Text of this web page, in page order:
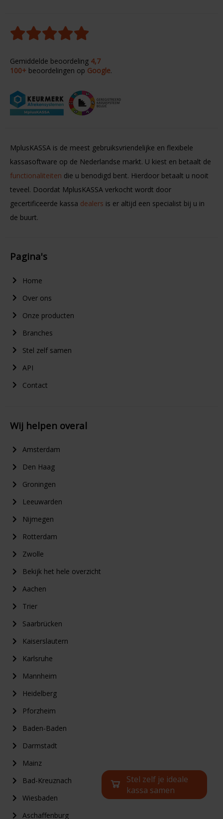
Gemiddelde beoordeling 4,7
100+ beoordelingen op Google.
MplusKASSA is de meest gebruiksvriendelijke en flexibele
kassasoftware op de Nederlandse markt. U kiest en betaalt de
functionaliteiten die u benodigd bent. Hierdoor betaalt u nooit
teveel. Doordat MplusKASSA verkocht wordt door
gecertificeerde kassa dealers is er altijd een specialist bij u in
de buurt.
Pagina's
Home
Over ons
Onze producten
Branches
Stel zelf samen
API
Contact
Wij helpen overal
Amsterdam
Den Haag
Groningen
Leeuwarden
Nijmegen
Rotterdam
Zwolle
Bekijk het hele overzicht
Aachen
Trier
Saarbrücken
Kaiserslautern
Karlsruhe
Mannheim
Heidelberg
Pforzheim
Baden-Baden
Darmstadt
Mainz
Bad-Kreuznach
Wiesbaden
Aschaffenburg
Stel zelf je ideale
kassa samen